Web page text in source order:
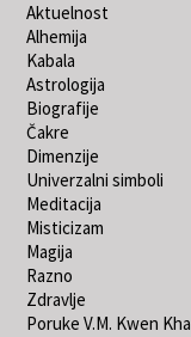
Aktuelnost
Alhemija
Kabala
Astrologija
Biografije
Čakre
Dimenzije
Univerzalni simboli
Meditacija
Misticizam
Magija
Razno
Zdravlje
Poruke V.M. Kwen